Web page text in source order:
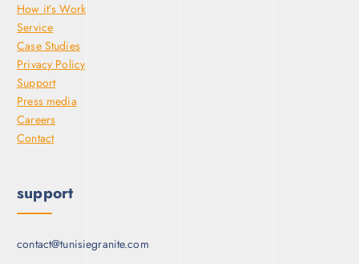
How it’s Work
Service
Case Studies
Privacy Policy
Support
Press media
Careers
Contact
support
contact@tunisiegranite.com